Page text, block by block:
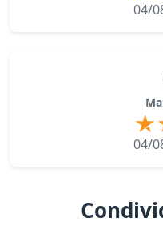
04/
04/